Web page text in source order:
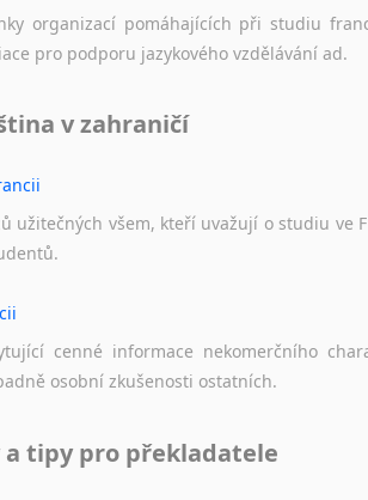
organizací pomáhajících při studiu
pro podporu jazykového vzdělávání ad.
v zahraničí
užitečných všem, kteří uvažují o studiu ve
cenné informace nekomerčního
osobní zkušenosti ostatních.
a tipy pro překladatele